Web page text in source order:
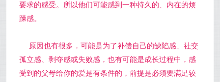
要求的感受。所以他们可能感到一种持久的、内在的烦
躁感。
原因也有很多，可能是为了补偿自己的缺陷感、社交
孤立感、剥夺感或失败感，也有可能是成长过程中，感
受到的父母给你的爱是有条件的，前提是必须要满足较